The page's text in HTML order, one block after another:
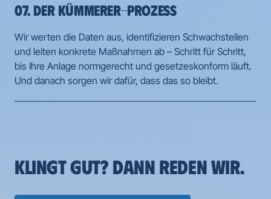
07. DER KÜMMERER-PROZESS
Wir werten die Daten aus, identifizieren Schwachstellen
und leiten konkrete Maßnahmen ab – Schritt für Schritt,
bis Ihre Anlage normgerecht und gesetzeskonform läuft.
Und danach sorgen wir dafür, dass das so bleibt.
KLINGT GUT? DANN REDEN WIR.